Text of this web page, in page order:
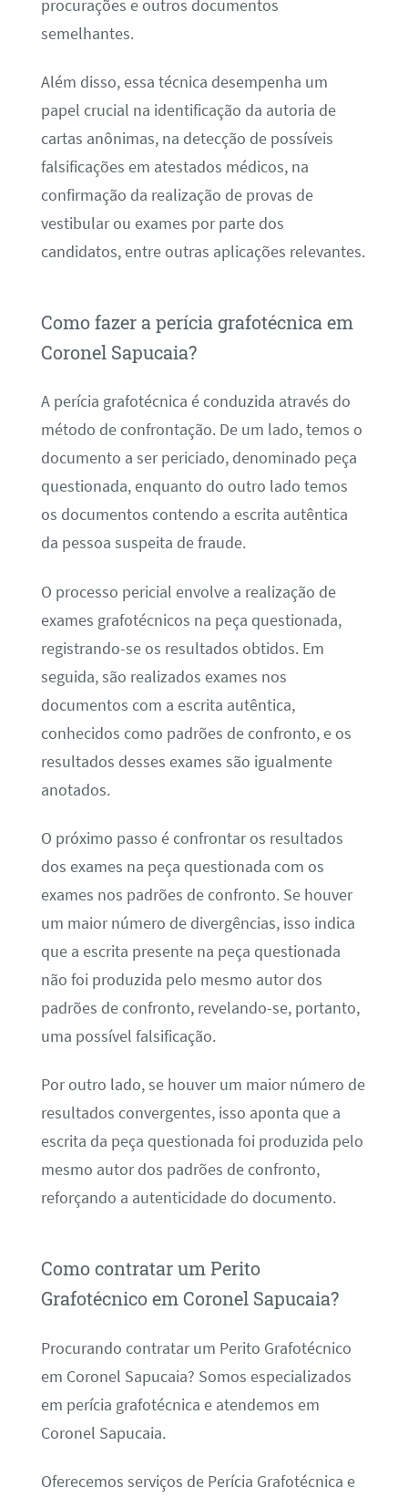
procurações e outros documentos
semelhantes.
Além disso, essa técnica desempenha um
papel crucial na identificação da autoria de
cartas anônimas, na detecção de possíveis
falsificações em atestados médicos, na
confirmação da realização de provas de
vestibular ou exames por parte dos
candidatos, entre outras aplicações relevantes.
Como fazer a perícia grafotécnica em
Coronel Sapucaia?
A perícia grafotécnica é conduzida através do
método de confrontação. De um lado, temos o
documento a ser periciado, denominado peça
questionada, enquanto do outro lado temos
os documentos contendo a escrita autêntica
da pessoa suspeita de fraude.
O processo pericial envolve a realização de
exames grafotécnicos na peça questionada,
registrando-se os resultados obtidos. Em
seguida, são realizados exames nos
documentos com a escrita autêntica,
conhecidos como padrões de confronto, e os
resultados desses exames são igualmente
anotados.
O próximo passo é confrontar os resultados
dos exames na peça questionada com os
exames nos padrões de confronto. Se houver
um maior número de divergências, isso indica
que a escrita presente na peça questionada
não foi produzida pelo mesmo autor dos
padrões de confronto, revelando-se, portanto,
uma possível falsificação.
Por outro lado, se houver um maior número de
resultados convergentes, isso aponta que a
escrita da peça questionada foi produzida pelo
mesmo autor dos padrões de confronto,
reforçando a autenticidade do documento.
Como contratar um Perito
Grafotécnico em Coronel Sapucaia?
Procurando contratar um Perito Grafotécnico
em Coronel Sapucaia? Somos especializados
em perícia grafotécnica e atendemos em
Coronel Sapucaia.
Oferecemos serviços de Perícia Grafotécnica e